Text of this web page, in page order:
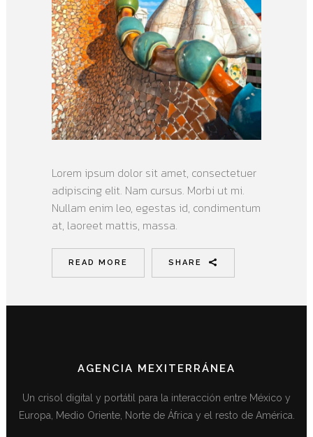
Lorem ipsum dolor sit amet, consectetuer
adipiscing elit. Nam cursus. Morbi ut mi.
Nullam enim leo, egestas id, condimentum
at, laoreet mattis, massa.
READ MORE SHARE
AGENCIA MEXITERRÁNEA
Un crisol digital y portátil para la interacción entre México y
Europa, Medio Oriente, Norte de África y el resto de América.